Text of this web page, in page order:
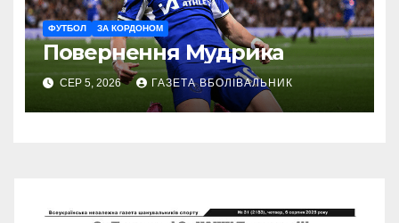
ФУТБОЛ ЗА КОРДОНОМ
Повернення Мудрика
СЕР 5, 2026 ГАЗЕТА ВБОЛІВАЛЬНИК